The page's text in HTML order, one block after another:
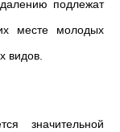
подлежат
месте молодых
видов.
значительной